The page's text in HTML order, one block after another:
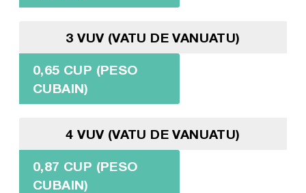
3 VUV (VATU DE VANUATU)
0,65 CUP (PESO
CUBAIN)
4 VUV (VATU DE VANUATU)
0,87 CUP (PESO
CUBAIN)